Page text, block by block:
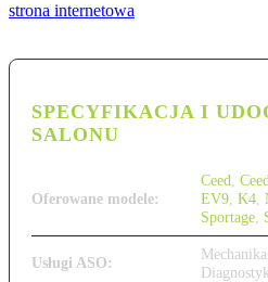
strona internetowa
SPECYFIKACJA I
SALONU
Oferowane modele:
Ceed
EV9 K4
Sportage
Usługi ASO: